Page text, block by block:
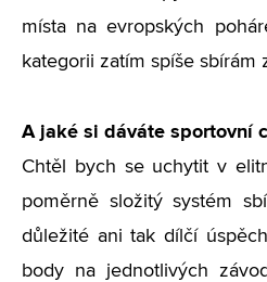
místa na evropských
kategorii zatím spíše sbírám
A jaké si dáváte sportovní
Chtěl bych se uchytit v
poměrně složitý systém
důležité ani tak dílčí
body na jednotlivých